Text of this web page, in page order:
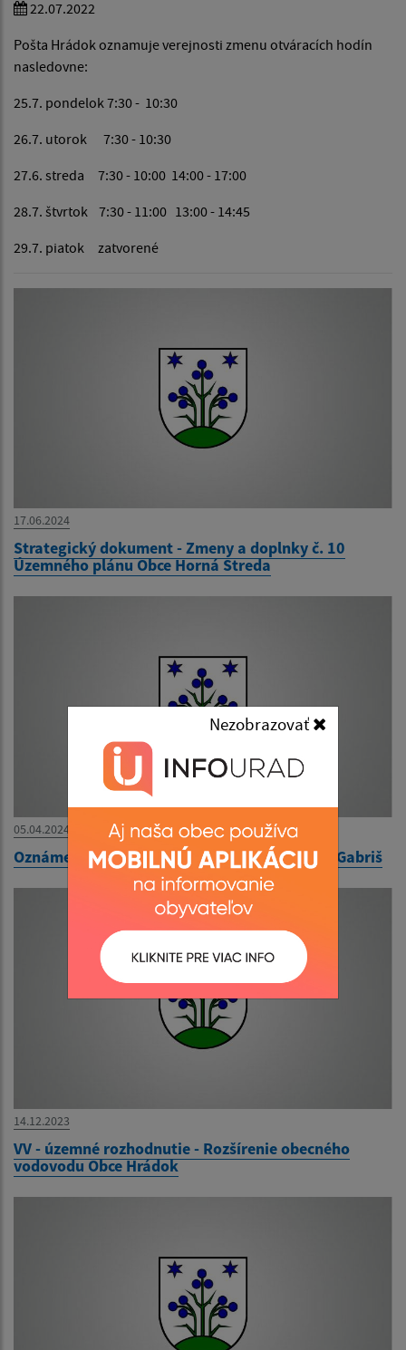
22.07.2022
Pošta Hrádok oznamuje verejnosti zmenu otváracích hodín
nasledovne:
25.7. pondelok 7:30 - 10:30
26.7. utorok 7:30 - 10:30
27.6. streda 7:30 - 10:00 14:00 - 17:00
28.7. štvrtok 7:30 - 11:00 13:00 - 14:45
29.7. piatok zatvorené
17.06.2024
Strategický dokument - Zmeny a doplnky č. 10
Územného plánu Obce Horná Streda
05.04.2024
Oznámenie - doručovanie písomnosti - Lukáš Gabriš
14.12.2023
VV - územné rozhodnutie - Rozšírenie obecného
vodovodu Obce Hrádok
Nezobrazovať